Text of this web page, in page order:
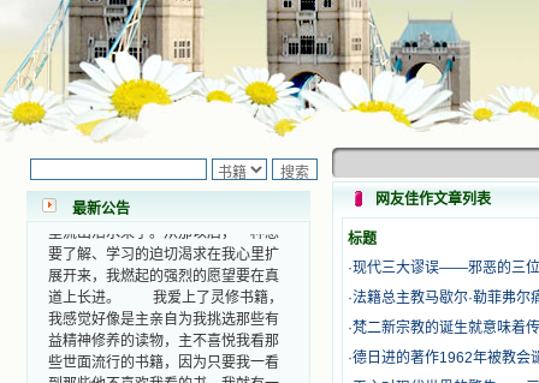
最新公告
小德兰爱心书屋最新公告 有一天，我
做了一个奇怪的梦，至今让我难忘。
梦中，我看到一本打开的用石头做的
书，我用舌头去舔它，觉得有一种甜
味，我就更用力去舔，最后从这本书
里流出活水来了。从那以后，一种想
要了解、学习的迫切渴求在我心里扩
展开来，我燃起的强烈的愿望要在真
道上长进。 我爱上了灵修书籍，
我感觉好像是主亲自为我挑选那些有
益精神修养的读物，主不喜悦我看那
些世面流行的书籍，因为只要我一看
到那些他不喜欢我看的书，我就有一
网友佳作文章列表
标题
·现代三大谬误——邪恶的三
·法籍总主教马歇尔·勒菲弗
·梵二新宗教的诞生就意味着
·德日进的著作1962年被教会